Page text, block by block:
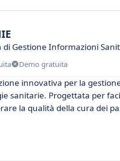
di Gestione Informazioni
Demo gratuita
innovativa per la
sanitarie. Progettata per
la qualità della cura dei